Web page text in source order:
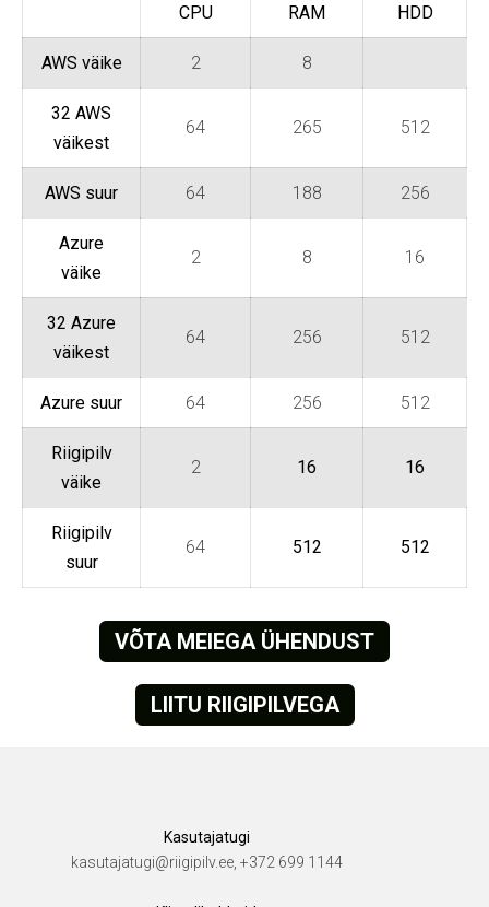
CPU RAM HDD
AWS väike 2 8
32 AWS
väikest
64 265 512
AWS suur 64 188 256
Azure
väike
2 8 16
32 Azure
väikest
64 256 512
Azure suur 64 256 512
Riigipilv
väike
2 16 16
Riigipilv
suur
64 512 512
VÕTA MEIEGA ÜHENDUST
LIITU RIIGIPILVEGA
Kasutajatugi
kasutajatugi@riigipilv.ee, +372 699 1144